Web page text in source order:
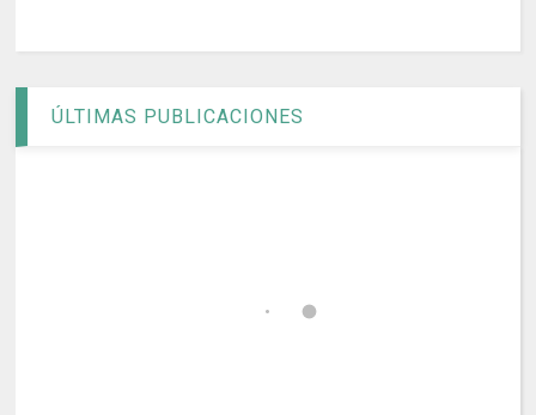
ÚLTIMAS PUBLICACIONES